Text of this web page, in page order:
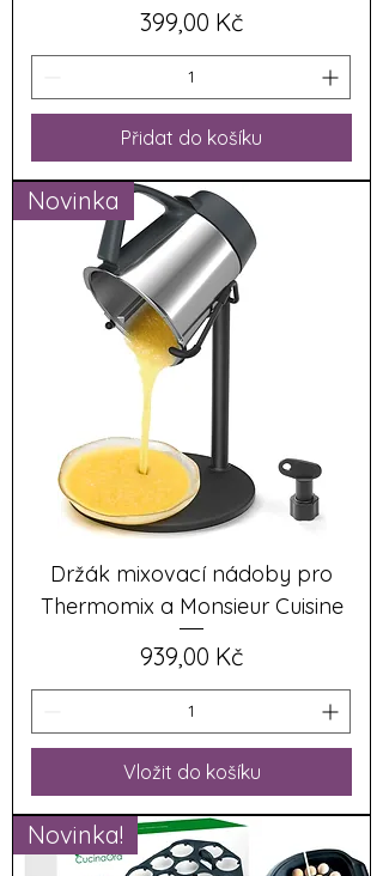
Cena
399,00 Kč
Přidat do košíku
Novinka
Držák mixovací nádoby pro
Thermomix a Monsieur Cuisine
Cena
939,00 Kč
Vložit do košíku
Novinka!